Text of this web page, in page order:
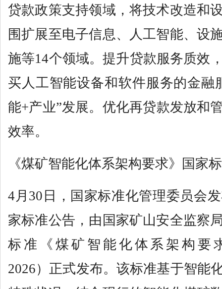
贷款政策支持领域，将技术改造和
围扩展至电子信息、人工智能、设
施等14个领域。提升贷款服务质效
买人工智能设备和软件服务的金融
能+产业”发展。优化再贷款发放和
效率。
《煤矿智能化体系架构要求》国家
4月30日，国家标准化管理委员会
家标准公告，由国家矿山安全监察
标准《煤矿智能化体系架构要
2026）正式发布。该标准基于智能